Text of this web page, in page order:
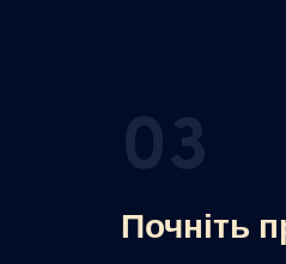
03
Почніть